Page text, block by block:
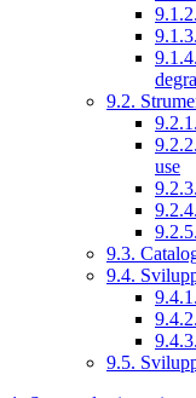
9.2.
use
9.3.
9.4.
9.5.